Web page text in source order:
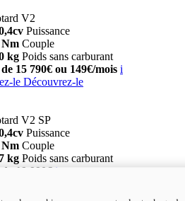
V2
Puissance
Nm Couple
kg Poids sans carburant
15 790€ ou 149€/mois i
le Découvrez-le
V2 SP
Puissance
Nm Couple
kg Poids sans carburant
19 990€ i
100